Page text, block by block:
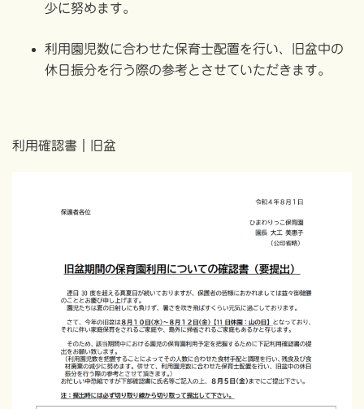
少に努めます。
利用園児数に合わせた保育士配置を行い、旧盆中の
休日振分を行う際の参考とさせていただきます。
利用確認書｜旧盆